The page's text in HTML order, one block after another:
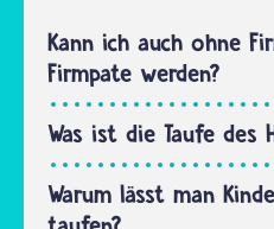
gibt es
mehrere…
der
christlichen
Bibel
erzählt
der
Evangelist
Matthäus,
Kann ich auch ohne
Firmpate werden?
Was ist die Taufe des
Warum lässt man